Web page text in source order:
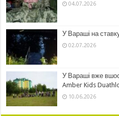
04.07.2026
У Вараші на
02.07.2026
У Вараші вже
Amber Kids
10.06.2026